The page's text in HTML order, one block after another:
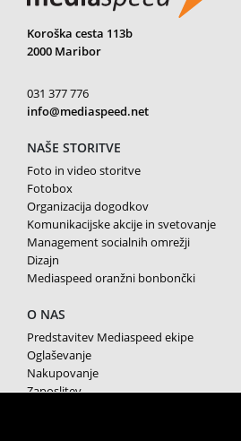
Koroška cesta 113b
2000 Maribor
031 377 776
info@mediaspeed.net
NAŠE STORITVE
Foto in video storitve
Fotobox
Organizacija dogodkov
Komunikacijske akcije in svetovanje
Management socialnih omrežji
Dizajn
Mediaspeed oranžni bonbončki
O NAS
Predstavitev Mediaspeed ekipe
Oglaševanje
Nakupovanje
Zaposlitev